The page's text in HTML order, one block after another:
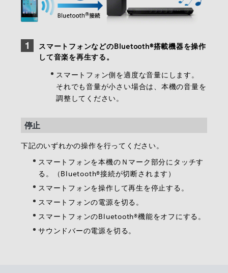
スマートフォンなどのBluetooth®搭載機器を操作
して音楽を再生する。
スマートフォン側を適度な音量にします。
それでも音量が小さい場合は、本機の音量を
調整してください。
停止
下記のいずれかの操作を行ってください。
スマートフォンを本機のＮマーク部分にタッチす
る。（Bluetooth®接続が切断されます）
スマートフォンを操作して再生を停止する。
スマートフォンの電源を切る。
スマートフォンのBluetooth®機能をオフにする。
サウンドバーの電源を切る。